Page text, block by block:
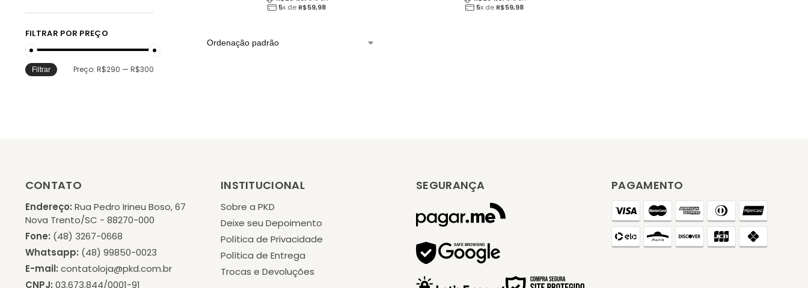
5x de R$59,98
5x de R$59,98
FILTRAR POR PREÇO
Filtrar Preço:R$290 —R$300
CONTATO
Endereço: Rua Pedro Irineu Boso, 67
Nova Trento/SC - 88270-000
Fone: (48) 3267-0668
Whatsapp: (48) 99850-0023
E-mail: contatoloja@pkd.com.br
CNPJ: 03.673.844/0001-91
INSTITUCIONAL
Sobre a PKD
Deixe seu Depoimento
Política de Privacidade
Política de Entrega
Trocas e Devoluções
SEGURANÇA PAGAMENTO